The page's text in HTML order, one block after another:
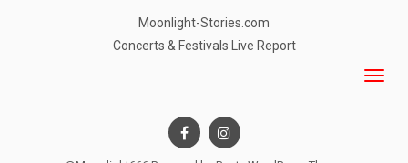
Moonlight-Stories.com
Concerts & Festivals Live Report